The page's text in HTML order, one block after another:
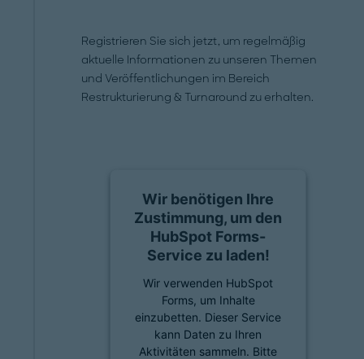
Registrieren Sie sich jetzt, um regelmäßig
aktuelle Informationen zu unseren Themen
und Veröffentlichungen im Bereich
Restrukturierung & Turnaround zu erhalten.
Wir benötigen Ihre
Zustimmung, um den
HubSpot Forms-
Service zu laden!
Wir verwenden HubSpot
Forms, um Inhalte
einzubetten. Dieser Service
kann Daten zu Ihren
Aktivitäten sammeln. Bitte